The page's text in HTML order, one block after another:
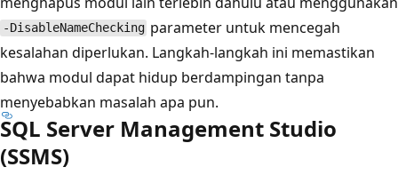
-DisableNameChecking parameter untuk mencegah
kesalahan diperlukan. Langkah-langkah ini memastikan
bahwa modul dapat hidup berdampingan tanpa
menyebabkan masalah apa pun.
SQL Server Management Studio
(SSMS)